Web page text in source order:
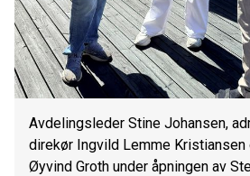
Avdelingsleder Stine Johansen,
direkør Ingvild Lemme Kristiansen
Øyvind Groth under åpningen av